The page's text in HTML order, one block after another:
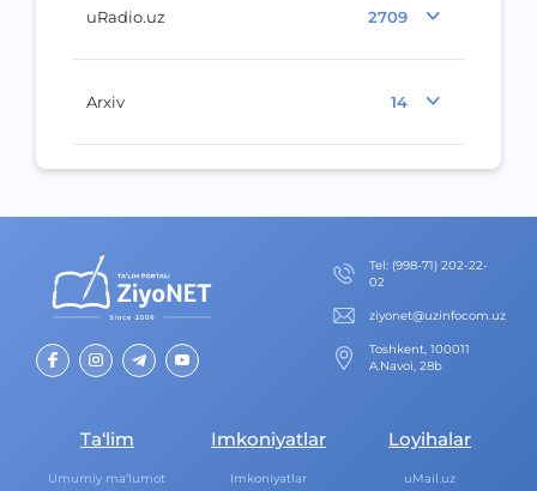
uRadio.uz 2709
Arxiv 14
Теl: (998-71) 202-22-
02
ziyonet@uzinfocom.uz
Toshkent, 100011
A.Navoi, 28b
Ta‘lim
Umumiy ma‘lumot
Imkoniyatlar
Imkoniyatlar
Loyihalar
uMail.uz